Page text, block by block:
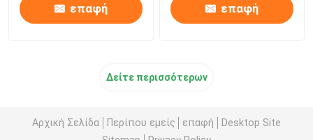
επαφή επαφή
Δείτε περισσότερων
Αρχική Σελίδα Περίπου εμείς επαφή
Desktop Site